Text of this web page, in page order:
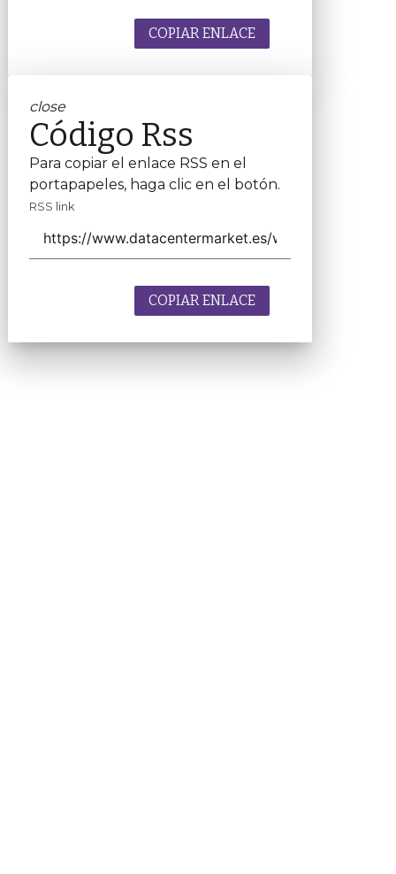
COPIAR ENLACE
close
Código Rss
Para copiar el enlace RSS en el
portapapeles, haga clic en el botón.
RSS link
COPIAR ENLACE